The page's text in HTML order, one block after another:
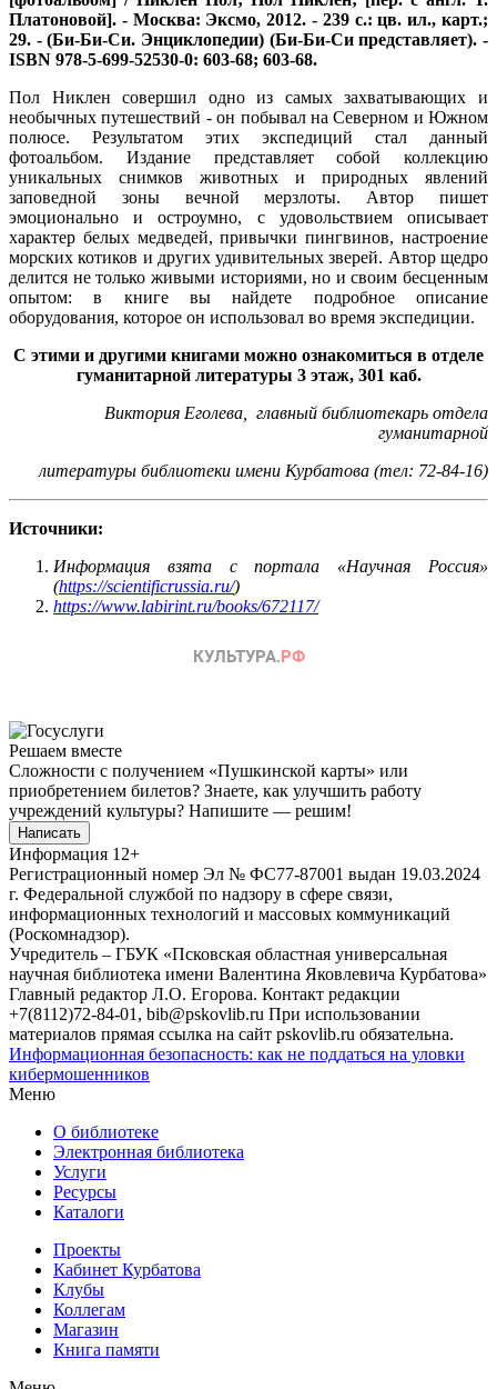
Платоновой]. - Москва: Эксмо, 2012. - 239 с.: цв. ил., карт.;
29. - (Би-Би-Си. Энциклопедии) (Би-Би-Си представляет). -
ISBN 978-5-699-52530-0: 603-68; 603-68.
Пол Никлен совершил одно из самых захватывающих и
необычных путешествий - он побывал на Северном и Южном
полюсе. Результатом этих экспедиций стал данный
фотоальбом. Издание представляет собой коллекцию
уникальных снимков животных и природных явлений
заповедной зоны вечной мерзлоты. Автор пишет
эмоционально и остроумно, с удовольствием описывает
характер белых медведей, привычки пингвинов, настроение
морских котиков и других удивительных зверей. Автор щедро
делится не только живыми историями, но и своим бесценным
опытом: в книге вы найдете подробное описание
оборудования, которое он использовал во время экспедиции.
С этими и другими книгами можно ознакомиться в отделе
гуманитарной литературы 3 этаж, 301 каб.
Виктория Еголева,
главный библиотекарь отдела
гуманитарной
литературы библиотеки имени Курбатова (тел: 72-84-16)
Источники:
Информация взята с портала «Научная Россия»
(https://scientificrussia.ru/)
https://www.labirint.ru/books/672117/
Решаем вместе
Сложности с получением «Пушкинской карты» или
приобретением билетов? Знаете, как улучшить работу
учреждений культуры? Напишите — решим!
Написать
Информация 12+
Регистрационный номер Эл № ФС77-87001 выдан 19.03.2024
г. Федеральной службой по надзору в сфере связи,
информационных технологий и массовых коммуникаций
(Роскомнадзор).
Учредитель – ГБУК «Псковская областная универсальная
научная библиотека имени Валентина Яковлевича Курбатова»
Главный редактор Л.О. Егорова. Контакт редакции
+7(8112)72-84-01, bib@pskovlib.ru При использовании
материалов прямая ссылка на сайт pskovlib.ru обязательна.
Информационная безопасность: как не поддаться на уловки
кибермошенников
Меню
О библиотеке
Электронная библиотека
Услуги
Ресурсы
Каталоги
Проекты
Кабинет Курбатова
Клубы
Коллегам
Магазин
Книга памяти